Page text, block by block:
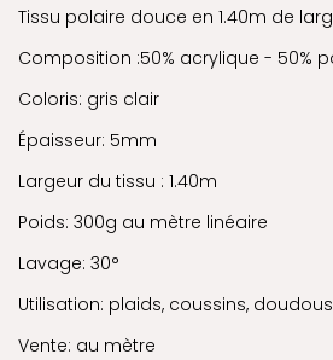
Tissu polaire douce en 1.40m de
Composition :50% acrylique - 50%
Coloris: gris clair
Épaisseur: 5mm
Largeur du tissu : 1.40m
Poids: 300g au mètre linéaire
Lavage: 30°
Utilisation: plaids, coussins,
Vente: au mètre